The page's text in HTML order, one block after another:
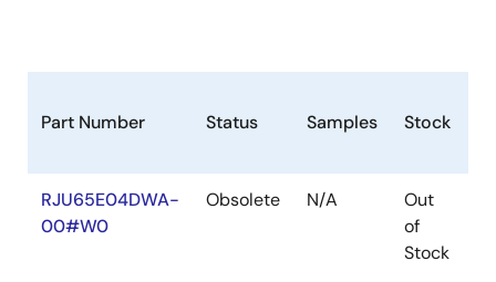
Part Number Status Samples Stock
RJU65E04DWA-
00#W0
Obsolete N/A
Out
of
Stock